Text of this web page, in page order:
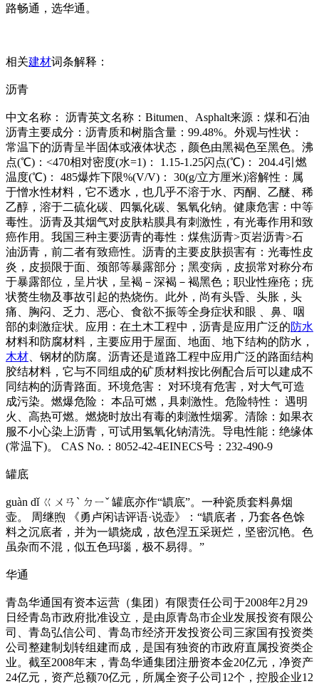
路畅通，选华通。
相关建材词条解释：
沥青
中文名称： 沥青英文名称：Bitumen、Asphalt来源：煤和石油
沥青主要成分：沥青质和树脂含量：99.48%。外观与性状：
常温下的沥青呈半固体或液体状态，颜色由黑褐色至黑色。沸
点(℃)：<470相对密度(水=1)： 1.15-1.25闪点(℃)： 204.4引燃
温度(℃)： 485爆炸下限%(V/V)： 30(g/立方厘米)溶解性：属
于憎水性材料，它不透水，也几乎不溶于水、丙酮、乙醚、稀
乙醇，溶于二硫化碳、四氯化碳、氢氧化钠。健康危害：中等
毒性。沥青及其烟气对皮肤粘膜具有刺激性，有光毒作用和致
癌作用。我国三种主要沥青的毒性：煤焦沥青>页岩沥青>石
油沥青，前二者有致癌性。沥青的主要皮肤损害有：光毒性皮
炎，皮损限于面、颈部等暴露部分；黑变病，皮损常对称分布
于暴露部位，呈片状，呈褐－深褐－褐黑色；职业性痤疮；疣
状赘生物及事故引起的热烧伤。此外，尚有头昏、头胀，头
痛、胸闷、乏力、恶心、食欲不振等全身症状和眼 、鼻、咽
部的刺激症状。应用：在土木工程中，沥青是应用广泛的防水
材料和防腐材料，主要应用于屋面、地面、地下结构的防水，
木材 、钢材的防腐。沥青还是道路工程中应用广泛的路面结构
胶结材料，它与不同组成的矿质材料按比例配合后可以建成不
同结构的沥青路面。环境危害： 对环境有危害，对大气可造
成污染。燃爆危险： 本品可燃，具刺激性。危险特性： 遇明
火、高热可燃。燃烧时放出有毒的刺激性烟雾。清除：如果衣
服不小心染上沥青，可试用氢氧化钠清洗。导电性能：绝缘体
(常温下)。 CAS No.：8052-42-4EINECS号：232-490-9
罐底
guàn dǐ ㄍㄨㄢˋ ㄉㄧˇ 罐底亦作“罆底”。一种瓷质套料鼻烟
壶。 周继煦 《勇卢闲诘评语·说壶》：“罆底者，乃套各色馀
料之沉底者，并为一罆烧成，故色涅五采斑烂，坚密沉艳。色
虽杂而不混，似五色玛瑙，极不易得。”
华通
青岛华通国有资本运营（集团）有限责任公司于2008年2月29
日经青岛市政府批准设立，是由原青岛市企业发展投资有限公
司、青岛弘信公司、青岛市经济开发投资公司三家国有投资类
公司整建制划转组建而成，是国有独资的市政府直属投资类企
业。截至2008年末，青岛华通集团注册资本金20亿元，净资产
24亿元，资产总额70亿元，所属全资子公司12个，控股企业12